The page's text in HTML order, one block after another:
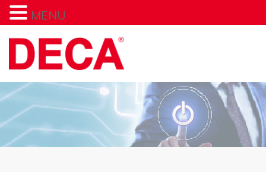
MENU